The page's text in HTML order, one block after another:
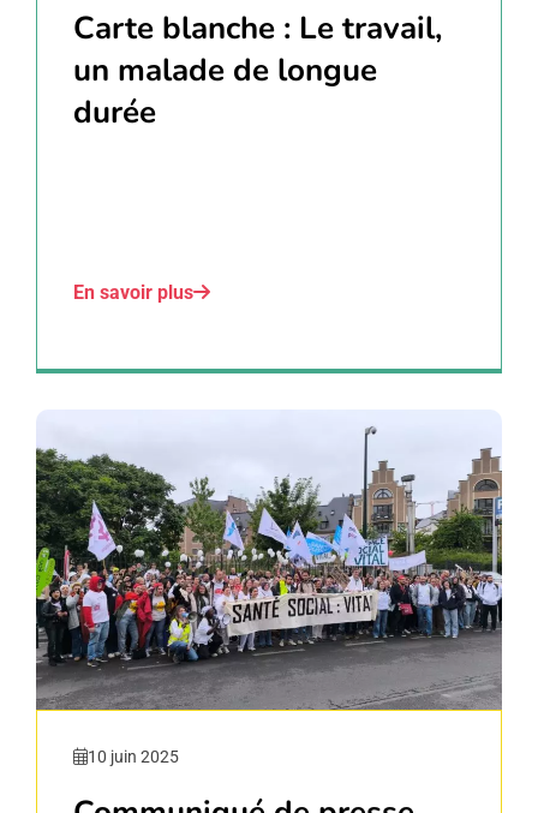
Carte blanche : Le travail,
un malade de longue
durée
En savoir plus
10 juin 2025